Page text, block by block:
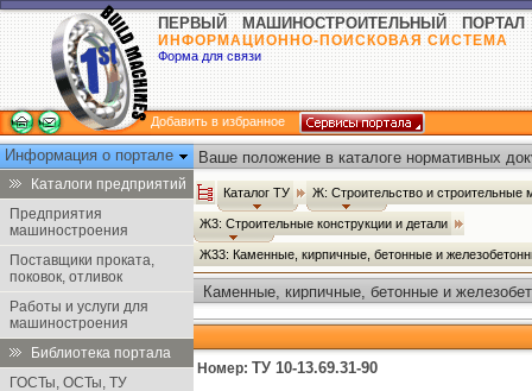
ПЕРВЫЙ МАШИНОСТРОИТЕЛЬНЫЙ ПОРТАЛ
ИНФОРМАЦИОННО-ПОИСКОВАЯ СИСТЕМА
Форма для связи
Добавить в избранное
Информация о портале
Каталоги предприятий
Предприятия
машиностроения
Поставщики проката,
поковок, отливок
Работы и услуги для
машиностроения
Библиотека портала
ГОСТы, ОСТы, ТУ
Ваше положение в каталоге нормативных
Каталог ТУ Ж: Строительство и строительные
Ж3: Строительные конструкции и детали
Ж33: Каменные, кирпичные, бетонные и
Каменные, кирпичные, бетонные и
Номер: ТУ 10-13.69.31-90